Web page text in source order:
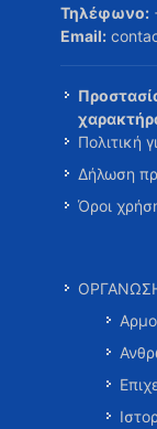
Τηλέφωνο:
Email:
Πολιτική
Δήλωση
Όροι